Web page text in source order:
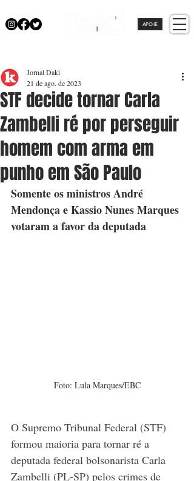
APOIE
STF decide tornar Carla
Zambelli ré por perseguir
homem com arma em
punho em São Paulo
Jornal Daki
21 de ago. de 2023
Somente os ministros André
Mendonça e Kassio Nunes Marques
votaram a favor da deputada
Foto: Lula Marques/EBC
O Supremo Tribunal Federal (STF)
formou maioria para tornar ré a
deputada federal bolsonarista Carla
Zambelli (PL-SP) pelos crimes de